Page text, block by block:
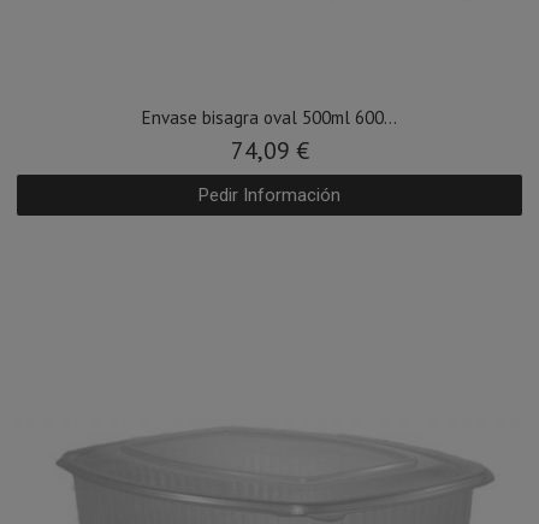
Envase bisagra oval 500ml 600...
74,09 €
Pedir Información